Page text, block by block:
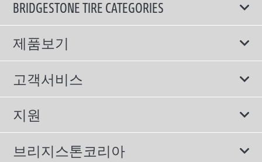
BRIDGESTONE TIRE CATEGORIES
제품보기
모두
스포츠 타이어
컴포트 타이어
친환경 타이어
고객서비스
보증서비스
에너지소비효율등급제도
지원
이용약관
브리지스톤코리아